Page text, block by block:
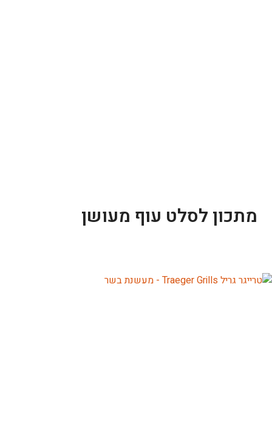
מתכון לסלט עוף מעושן